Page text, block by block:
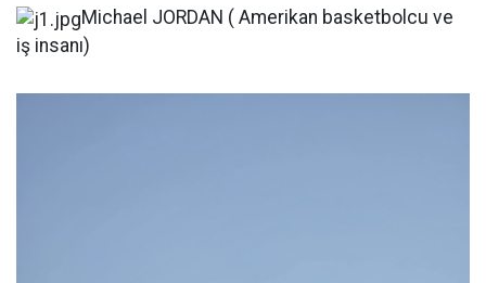
Michael JORDAN ( Amerikan basketbolcu ve
iş insanı)